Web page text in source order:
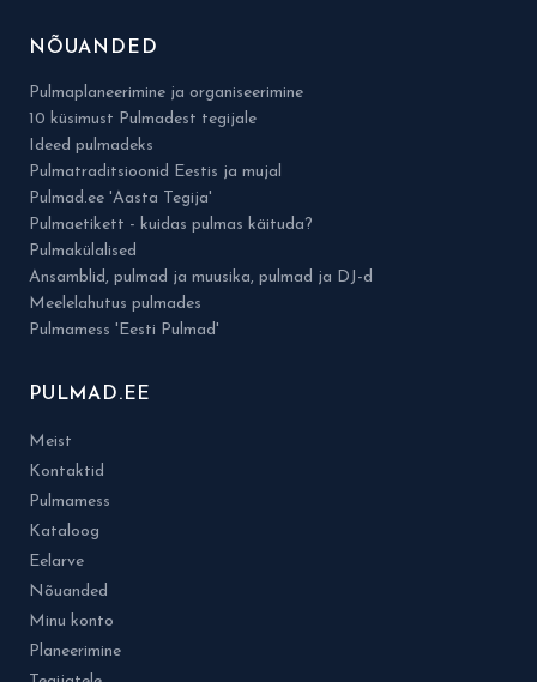
NÕUANDED
Pulmaplaneerimine ja organiseerimine
10 küsimust Pulmadest tegijale
Ideed pulmadeks
Pulmatraditsioonid Eestis ja mujal
Pulmad.ee 'Aasta Tegija'
Pulmaetikett - kuidas pulmas käituda?
Pulmakülalised
Ansamblid, pulmad ja muusika, pulmad ja DJ-d
Meelelahutus pulmades
Pulmamess 'Eesti Pulmad'
PULMAD.EE
Meist
Kontaktid
Pulmamess
Kataloog
Eelarve
Nõuanded
Minu konto
Planeerimine